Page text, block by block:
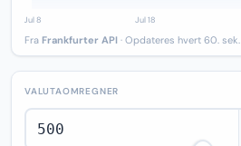
Fra Frankfurter API · Opdateres hvert 60. sek.
VALUTAOMREGNER